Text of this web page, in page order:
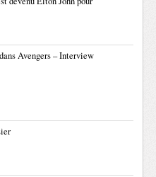
Avengers – Interview